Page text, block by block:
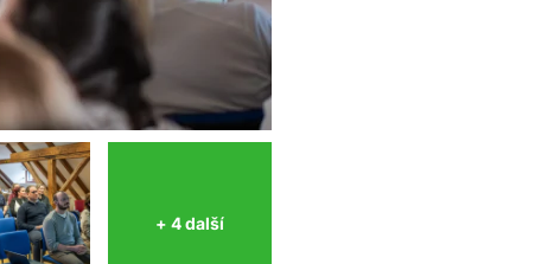
+ 4 další